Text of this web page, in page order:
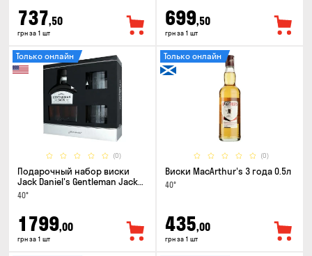
737,50
грн за 1 шт
699,50
грн за 1 шт
(0)
Только онлайн
Подарочный набор виски
Jack Daniel's Gentleman Jack
0.7л + 2 стакана
40°
1799,00
грн за 1 шт
(0)
Только онлайн
Виски MacArthur's 3 года 0.5л
40°
435,00
грн за 1 шт